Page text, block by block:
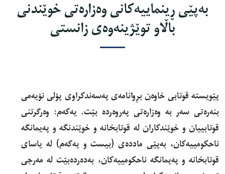
بەپێی ڕینماییه‌كانی وەزارەتی خوێندنی
باڵاو توێژینەوەی زانستی
پێویسته‌ قوتابی خاوەن بڕوانامەی پەسەندکراوی پۆلی نۆیەمی
بنەرەتی سەر بە وەزارەتی پەروەردە بێت. یەکەم: وەرگرتنی
قوتابییان و خوێندکاران لە قوتابخانە و خوێندنگە و پەیمانگە
ناحکومییەکان، بەپێی ماددەی (بیست و یەکەم) لە یاسای
قوتابخانە و پەیمانگە ناحکومییەکان، بەدەردەبێت لە مەرجی